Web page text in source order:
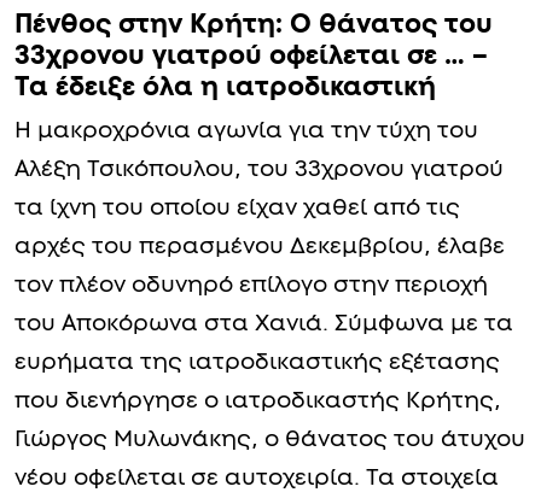
Πένθος στην Κρήτη: Ο θάνατος του
33χρονου γιατρού οφείλεται σε … –
Τα έδειξε όλα η ιατροδικαστική
Η μακροχρόνια αγωνία για την τύχη του
Αλέξη Τσικόπουλου, του 33χρονου γιατρού
τα ίχνη του οποίου είχαν χαθεί από τις
αρχές του περασμένου Δεκεμβρίου, έλαβε
τον πλέον οδυνηρό επίλογο στην περιοχή
του Αποκόρωνα στα Χανιά. Σύμφωνα με τα
ευρήματα της ιατροδικαστικής εξέτασης
που διενήργησε ο ιατροδικαστής Κρήτης,
Γιώργος Μυλωνάκης, ο θάνατος του άτυχου
νέου οφείλεται σε αυτοχειρία. Τα στοιχεία